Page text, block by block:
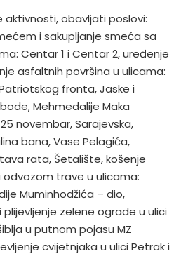
aktivnosti, obavljati poslovi:
i sakupljanje smeća sa
Centar 1 i Centar 2, uređenje
asfaltnih površina u ulicama:
fronta, Jaske i
Mehmedalije Maka
novembar, Sarajevska,
bana, Vase Pelagića,
rata, Šetalište, košenje
trave u ulicama:
Muminhodžića – dio,
zelene ograde u ulici
u putnom pojasu MZ
cvijetnjaka u ulici Petrak i